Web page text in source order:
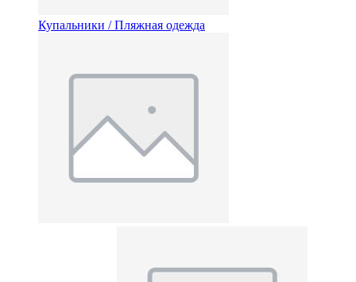
Купальники / Пляжная одежда